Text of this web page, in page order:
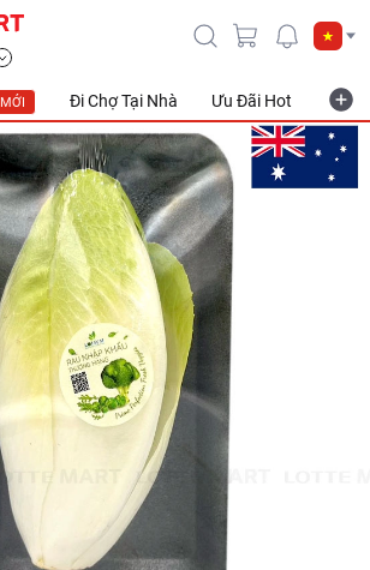
MỚI Đi Chợ Tại Nhà Ưu Đãi Hot